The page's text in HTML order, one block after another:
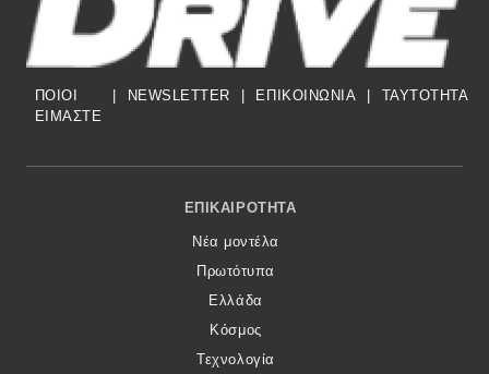
ΠΟΙΟΙ
ΕΙΜΑΣΤΕ
| NEWSLETTER | ΕΠΙΚΟΙΝΩΝΙΑ | TAYTOTHTA
Footer Menu
ΕΠΙΚΑΙΡΌΤΗΤΑ
Νέα μοντέλα
Πρωτότυπα
Ελλάδα
Κόσμος
Τεχνολογία